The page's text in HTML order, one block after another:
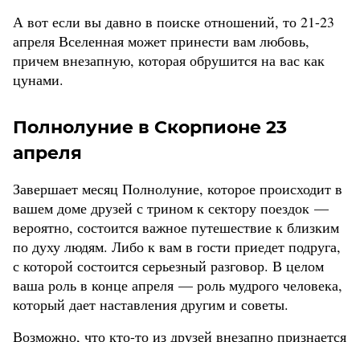
А вот если вы давно в поиске отношений, то 21-23
апреля Вселенная может принести вам любовь,
причем внезапную, которая обрушится на вас как
цунами.
Полнолуние в Скорпионе 23
апреля
Завершает месяц Полнолуние, которое происходит в
вашем доме друзей с трином к сектору поездок —
вероятно, состоится важное путешествие к близким
по духу людям. Либо к вам в гости приедет подруга,
с которой состоится серьезный разговор. В целом
ваша роль в конце апреля — роль мудрого человека,
который дает наставления другим и советы.
Возможно, что кто-то из друзей внезапно признается